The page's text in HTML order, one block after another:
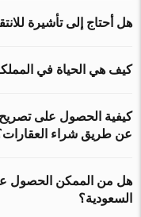
هل أحتاج إلى تأشيرة
كيف هي الحياة في
كيفية الحصول على تصريح
عن طريق شراء
هل من الممكن الحصول
السعودية؟